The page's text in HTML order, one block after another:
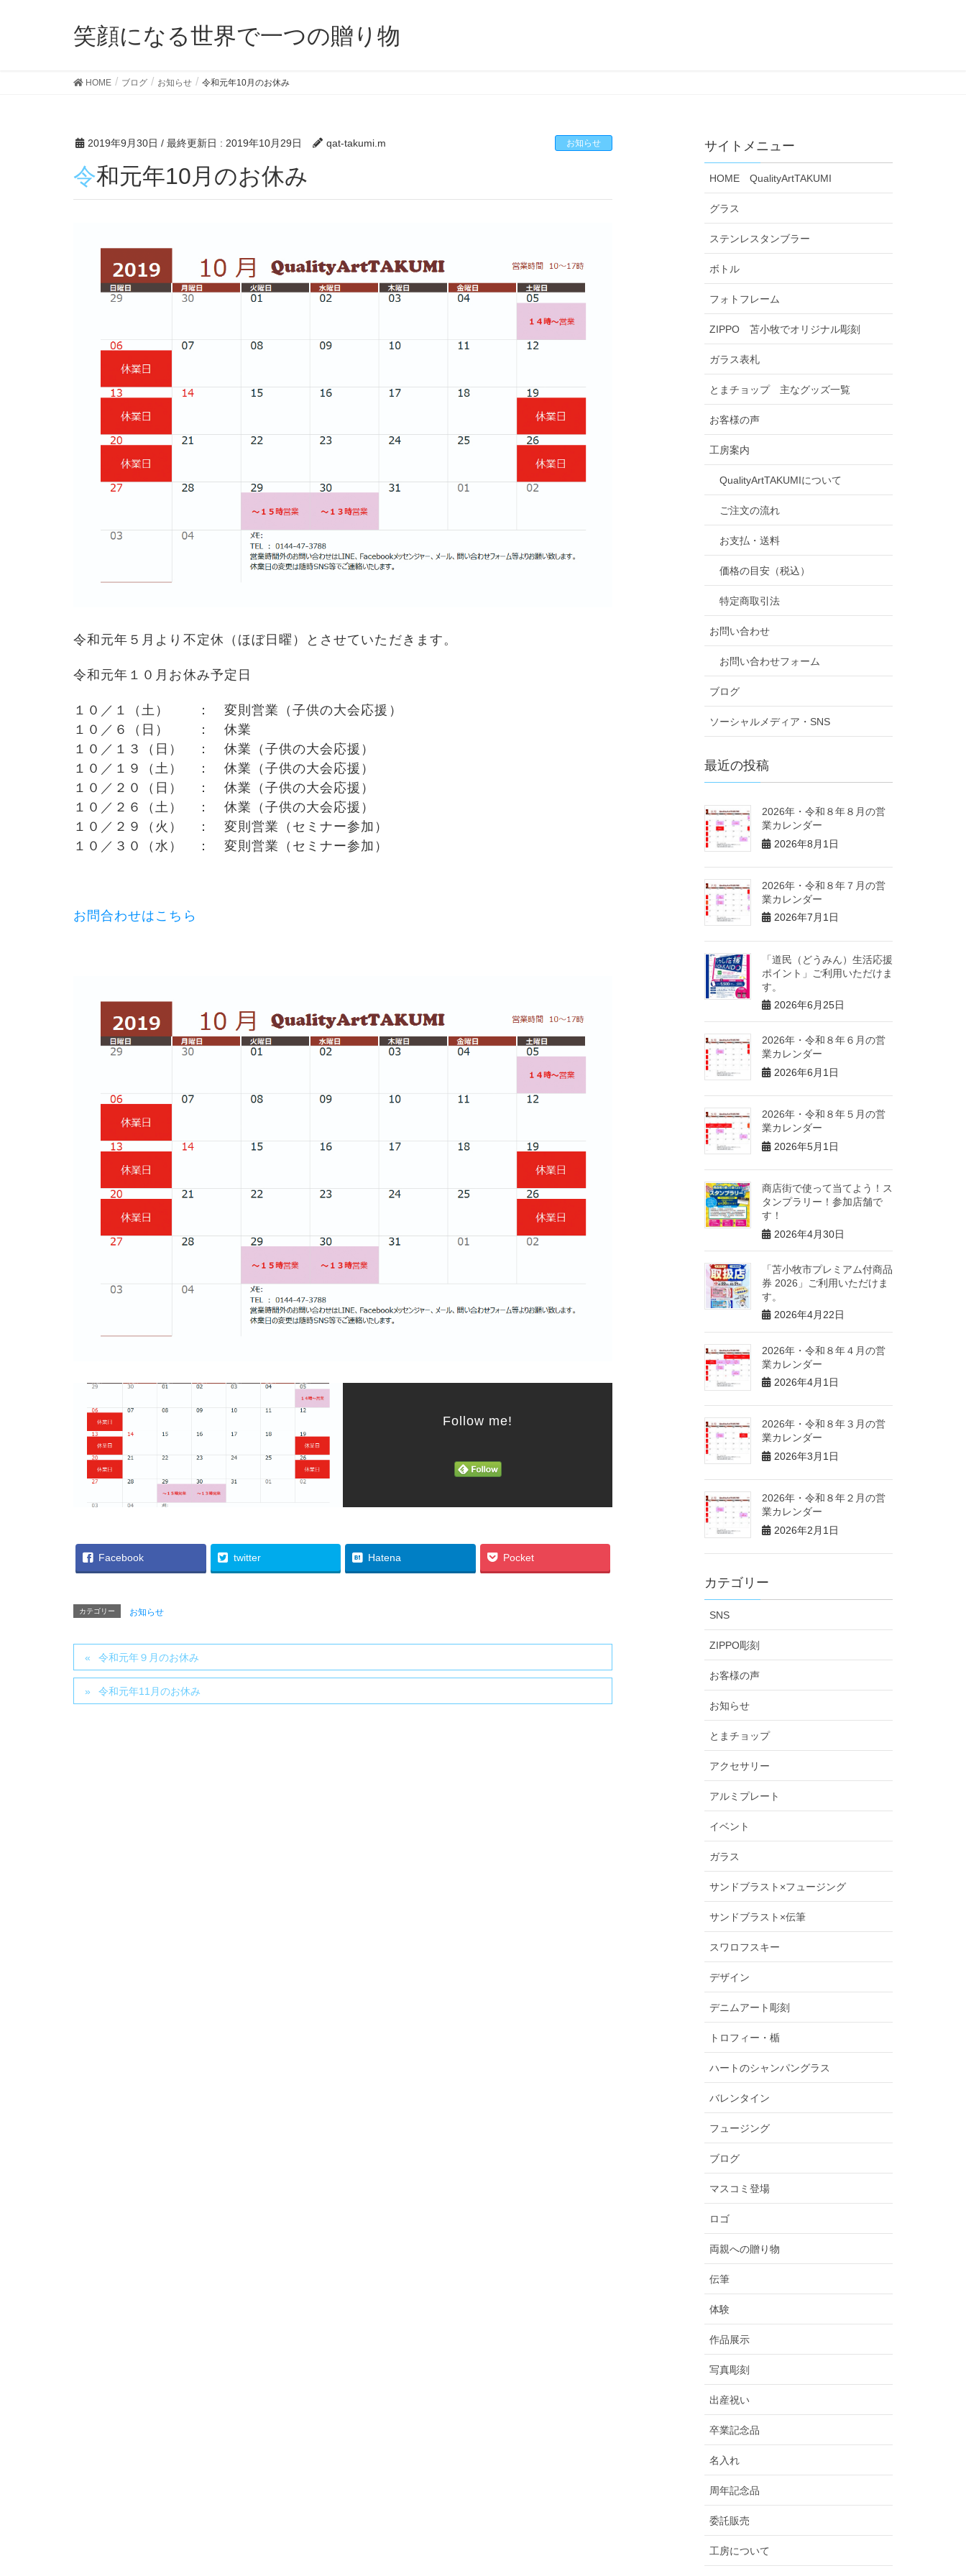
笑顔になる世界で一つの贈り物
ブログ
HOME ブログ お知らせ 令和元年10月のお休み
2019年9月30日 / 最終更新日 : 2019年10月29日 qat-takumi.m お知らせ
令和元年10月のお休み
令和元年５月より不定休（ほぼ日曜）とさせていただきます。
令和元年１０月お休み予定日
１０／１（土） ： 変則営業（子供の大会応援）
１０／６（日） ： 休業
１０／１３（日） ： 休業（子供の大会応援）
１０／１９（土） ： 休業（子供の大会応援）
１０／２０（日） ： 休業（子供の大会応援）
１０／２６（土） ： 休業（子供の大会応援）
１０／２９（火） ： 変則営業（セミナー参加）
１０／３０（水） ： 変則営業（セミナー参加）
お問合わせはこちら
Follow me!
Facebook twitter Hatena Pocket
カテゴリー お知らせ
令和元年９月のお休み
令和元年11月のお休み
サイトメニュー
HOME QualityArtTAKUMI
グラス
ステンレスタンブラー
ボトル
フォトフレーム
ZIPPO 苫小牧でオリジナル彫刻
ガラス表札
とまチョップ 主なグッズ一覧
お客様の声
工房案内
QualityArtTAKUMIについて
ご注文の流れ
お支払・送料
価格の目安（税込）
特定商取引法
お問い合わせ
お問い合わせフォーム
ブログ
ソーシャルメディア・SNS
最近の投稿
2026年・令和８年８月の営
業カレンダー
2026年8月1日
2026年・令和８年７月の営
業カレンダー
2026年7月1日
「道民（どうみん）生活応援
ポイント」ご利用いただけま
す。
2026年6月25日
2026年・令和８年６月の営
業カレンダー
2026年6月1日
2026年・令和８年５月の営
業カレンダー
2026年5月1日
商店街で使って当てよう！ス
タンプラリー！参加店舗で
す！
2026年4月30日
「苫小牧市プレミアム付商品
券 2026」ご利用いただけま
す。
2026年4月22日
2026年・令和８年４月の営
業カレンダー
2026年4月1日
2026年・令和８年３月の営
業カレンダー
2026年3月1日
2026年・令和８年２月の営
業カレンダー
2026年2月1日
カテゴリー
SNS
ZIPPO彫刻
お客様の声
お知らせ
とまチョップ
アクセサリー
アルミプレート
イベント
ガラス
サンドブラスト×フュージング
サンドブラスト×伝筆
スワロフスキー
デザイン
デニムアート彫刻
トロフィー・楯
ハートのシャンパングラス
バレンタイン
フュージング
ブログ
マスコミ登場
ロゴ
両親への贈り物
伝筆
体験
作品展示
写真彫刻
出産祝い
卒業記念品
名入れ
周年記念品
委託販売
工房について